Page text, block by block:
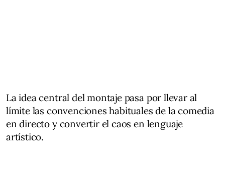
La idea central del montaje pasa por llevar al
límite las convenciones habituales de la comedia
en directo y convertir el caos en lenguaje
artístico.